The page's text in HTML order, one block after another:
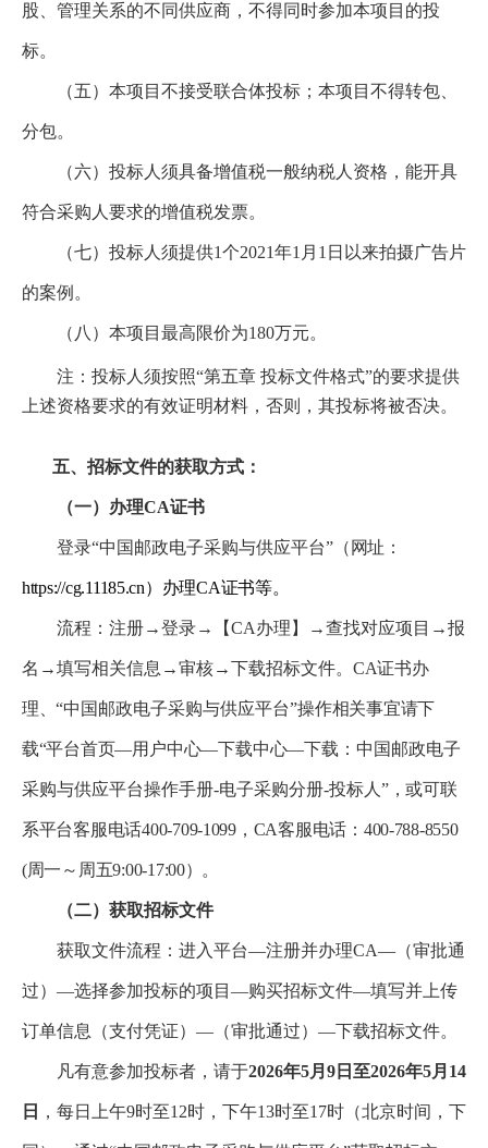
股、管理关系的不同供应商，不得同时参加本项目的投
标。
（五）本项目不接受联合体投标；本项目不得转包、
分包。
（六）投标人须具备增值税一般纳税人资格，能开具
符合采购人要求的增值税发票。
（七）投标人须提供1个2021年1月1日以来拍摄广告片
的案例。
（八）本项目最高限价为180万元。
注：投标人须按照“第五章 投标文件格式”的要求提供
上述资格要求的有效证明材料，否则，其投标将被否决。
五、招标文件的获取方式：
（一）办理CA证书
登录“中国邮政电子采购与供应平台” （网址：
https://cg.11185.cn）办理CA证书等。
流程：注册→登录→【CA办理】→查找对应项目→报
名→填写相关信息→审核→下载招标文件。 CA证书办
理、“中国邮政电子采购与供应平台”操作相关事宜请下
载“平台首页—用户中心—下载中心—下载：中国邮政电子
采购与供应平台操作手册-电子采购分册-投标人 ”，或可联
系平台客服电话400-709-1099，CA客服电话：400-788-8550
(周一～周五9:00-17:00）。
（二）获取招标文件
获取文件流程：进入平台—注册并办理CA—（审批通
过）—选择参加投标的项目—购买招标文件—填写并上传
订单信息（支付凭证）—（审批通过）—下载招标文件。
凡有意参加投标者，请于2026年5月9日至2026年5月14
日 ，每日上午9时至12时，下午13时至17时（北京时间，下